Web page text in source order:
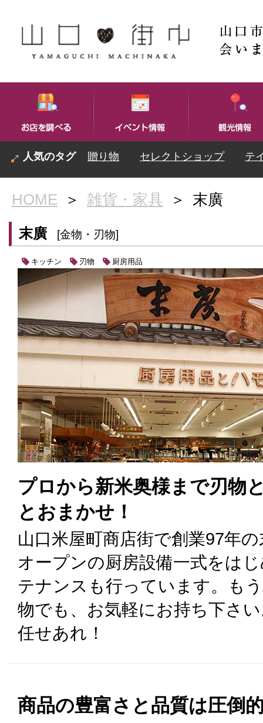
贈り物 セレクトショップ テ
HOME ＞ 雑貨・家具 ＞ 末廣
末廣 [金物・刃物]
キッチン 刃物 厨房用品
プロから新米奥様まで刃物
とおまかせ！
山口米屋町商店街で創業97年
オープンの厨房設備一式をは
テナンスも行っています。も
物でも、お気軽にお持ち下さ
任せあれ！
商品の豊富さと品質は圧倒